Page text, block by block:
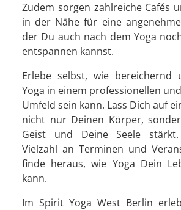
Zudem sorgen zahlreiche Cafés
in der Nähe für eine
der Du auch nach dem Yoga
entspannen kannst.
Erlebe selbst, wie bereichernd
Yoga in einem professionellen
Umfeld sein kann. Lass Dich auf
nicht nur Deinen Körper,
Geist und Deine Seele
Vielzahl an Terminen und
finde heraus, wie Yoga Dein
kann.
Im Spirit Yoga West Berlin